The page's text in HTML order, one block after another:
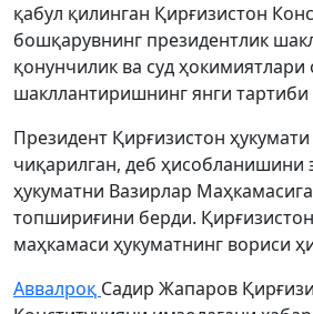
қабул қилинган Қирғизистон
бошқарувнинг президентлик
қонунчилик ва суд ҳокимиятлари
шакллантиришнинг янги тартиби
Президент Қирғизистон
чиқарилган, деб ҳисобланишини
ҳукуматни Вазирлар
топшириғини берди.
маҳкамаси ҳукуматнинг вориси
Аввалроқ Садир Жапаров